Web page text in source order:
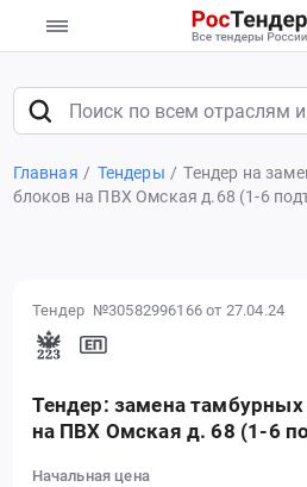
Главная Тендеры
Тендер на
блоков на ПВХ Омская д.68 (1-6
Тендер №30582996166 от 27.04.24
Тендер: замена
на ПВХ Омская д. 68 (1-6
Начальная цена